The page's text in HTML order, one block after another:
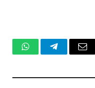
البريد تيلقرام